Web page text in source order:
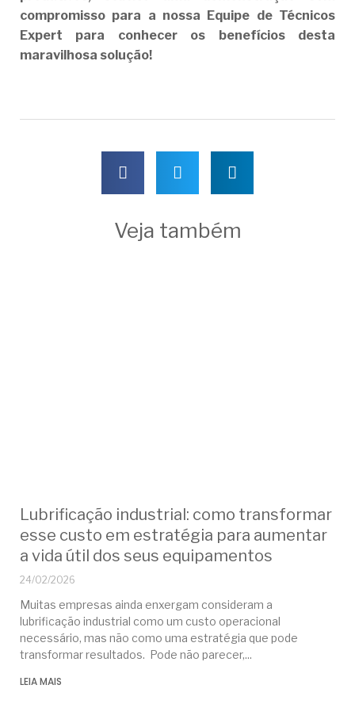
compromisso para a nossa Equipe de Técnicos
Expert para conhecer os benefícios desta
maravilhosa solução!
Veja também
Lubrificação industrial: como transformar
esse custo em estratégia para aumentar
a vida útil dos seus equipamentos
24/02/2026
Muitas empresas ainda enxergam consideram a
lubrificação industrial como um custo operacional
necessário, mas não como uma estratégia que pode
transformar resultados. Pode não parecer,
LEIA MAIS